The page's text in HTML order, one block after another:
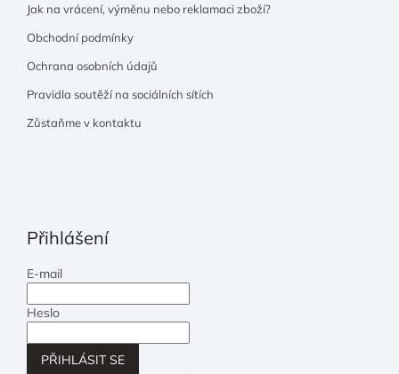
Jak na vrácení, výměnu nebo reklamaci zboží?
Obchodní podmínky
Ochrana osobních údajů
Pravidla soutěží na sociálních sítích
Zůstaňme v kontaktu
Přihlášení
E-mail
Heslo
PŘIHLÁSIT SE